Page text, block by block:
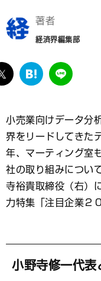
著者
経済界編集部
twitter
は
ブ
ッ
ク
マ
ク
LINE
小売業向けデータ分
界をリードしてきた
年、マーティング室
社の取り組みについ
寺裕貴取締役（右）
力特集「注目企業２
小野寺修一代表